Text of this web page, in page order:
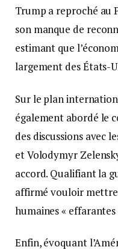
Trump a reproché au
son manque de
estimant que
largement des États-
Sur le plan
également abordé le
des discussions avec
et Volodymyr
accord. Qualifiant la
affirmé vouloir
humaines « effarantes
Enfin, évoquant